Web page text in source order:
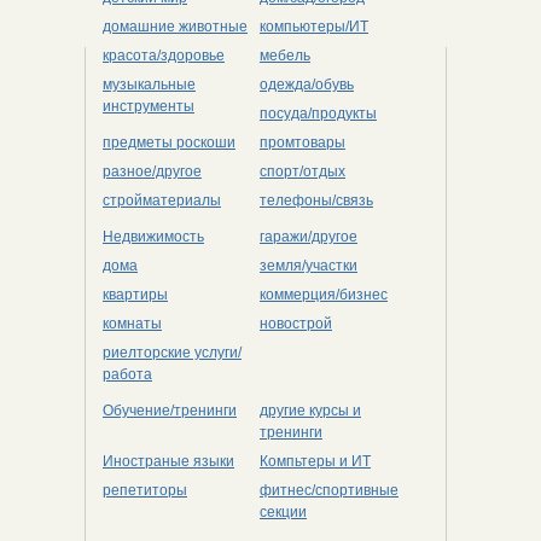
домашние животные
компьютеры/ИТ
красота/здоровье
мебель
музыкальные
инструменты
одежда/обувь
посуда/продукты
предметы роскоши
промтовары
разное/другое
спорт/отдых
стройматериалы
телефоны/связь
Недвижимость
гаражи/другое
дома
земля/участки
квартиры
коммерция/бизнес
комнаты
новострой
риелторские услуги/
работа
Обучение/тренинги
другие курсы и
тренинги
Иностраные языки
Компьтеры и ИТ
репетиторы
фитнес/спортивные
секции